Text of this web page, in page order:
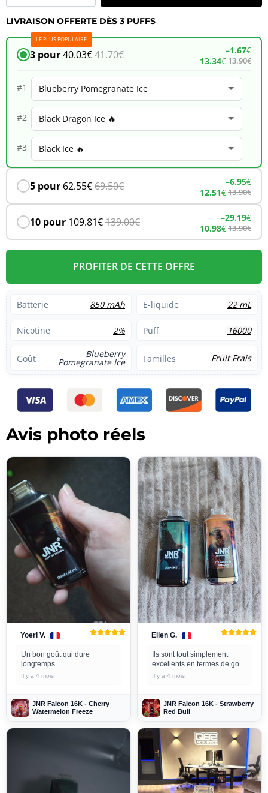
de
JNR
Falcon
16K
Blueberry
Pomegranate
LIVRAISON OFFERTE DÈS 3 PUFFS
LE PLUS POPULAIRE
3 pour40.03€41.70€ –1.67€
13.34€13.90€
#1
#2
#3
5 pour 62.55€69.50€ –6.95€
12.51€13.90€
10 pour 109.81€139.00€ –29.19€
10.98€13.90€
PROFITER DE CETTE OFFRE
Batterie 850 mAh E-liquide 22 mL
Nicotine 2% Puff 16000
Goût Blueberry
Pomegranate Ice Familles Fruit Frais
Avis photo réels
Yoeri V.
Un bon goût qui dure
longtemps
Il y a 4 mois
JNR Falcon 16K - Cherry
Watermelon Freeze
Ellen G.
Ils sont tout simplement
excellents en termes de goût
😉😁
Il y a 4 mois
JNR Falcon 16K - Strawberry
Red Bull